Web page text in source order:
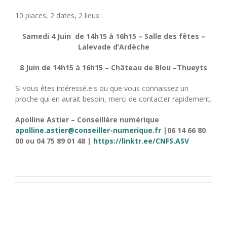
10 places, 2 dates, 2 lieux :
Samedi 4 Juin de 14h15 à 16h15 – Salle des fêtes –
Lalevade d’Ardèche
8 Juin de 14h15 à 16h15 – Château de Blou –Thueyts
Si vous êtes intéressé.e.s ou que vous connaissez un
proche qui en aurait besoin, merci de contacter rapidement.
Apolline Astier – Conseillère numérique
apolline.astier@conseiller-numerique.fr|06 14 66 80
00 ou 04 75 89 01 48 | https://linktr.ee/CNFS.ASV